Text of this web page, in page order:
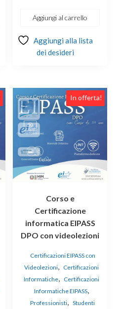
Aggiungi al carrello
Aggiungi alla lista
dei desideri
In offerta!
Corso e
Certificazione
informatica EIPASS
DPO con videolezioni
Certificazioni EIPASS con
Videolezioni, Certificazioni
Informatiche, Certificazioni
Informatiche EIPASS,
Professionisti, Studenti